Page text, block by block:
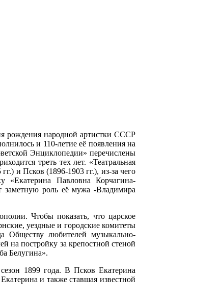
рождения народной артистки СССР
и 110-летие её появления на
Энциклопедии» перечислены
треть тех лет. «Театральная
и Псков (1896-1903 гг.), из-за чего
«Екатерина Павловна Корчагина-
роль её мужа -Владимира
Чтобы показать, что царское
уездные и городские комитеты
Обществу любителей музыкально-
на постройку за крепостной стеной
Белугина».
1899 года. В Псков Екатерина
и также ставшая известной